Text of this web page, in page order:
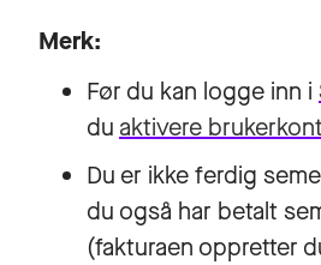
Merk:
Før du kan logge inn i
du aktivere
Du er ikke ferdig
du også har betalt
(fakturaen oppretter